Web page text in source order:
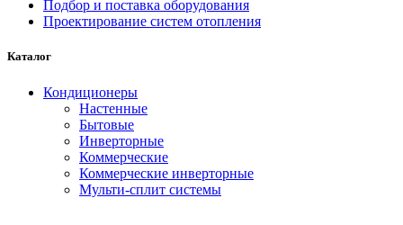
Подбор и поставка оборудования
Проектирование систем отопления
Каталог
Кондиционеры
Настенные
Бытовые
Инверторные
Коммерческие
Коммерческие инверторные
Мульти-сплит системы